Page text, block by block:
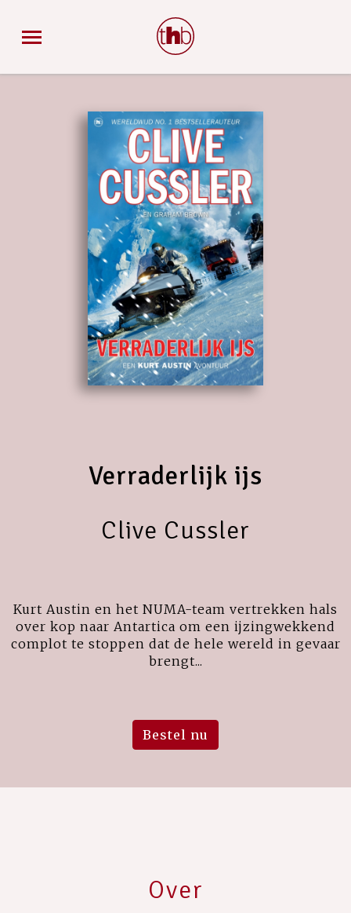
Verraderlijk ijs
Clive Cussler
Kurt Austin en het NUMA-team vertrekken hals
over kop naar Antartica om een ijzingwekkend
complot te stoppen dat de hele wereld in gevaar
brengt...
Bestel nu
Over